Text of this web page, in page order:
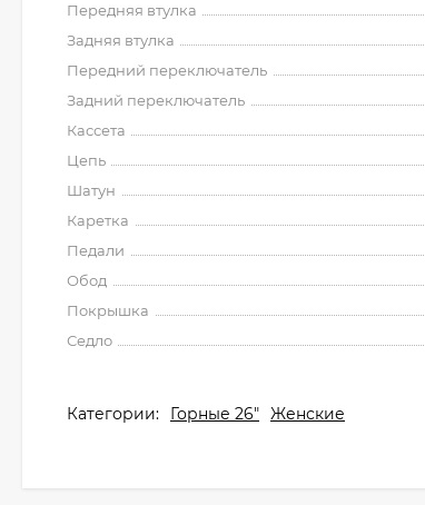
Передняя втулка
Задняя втулка
Передний переключатель
Задний переключатель
Кассета
Цепь
Шатун
Каретка
Педали
Обод
Покрышка
Седло
Категории: Горные 26" Женские